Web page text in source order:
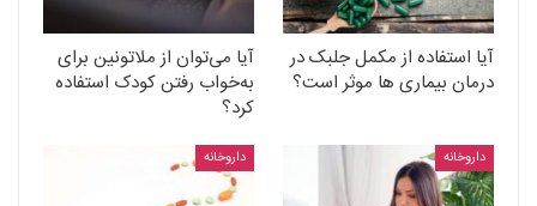
آیا استفاده از مکمل جلبک در
درمان بیماری ها موثر است؟
آیا می‌توان از ملاتونین برای
به‌خواب رفتن کودک استفاده
کرد؟
داروخانه داروخانه